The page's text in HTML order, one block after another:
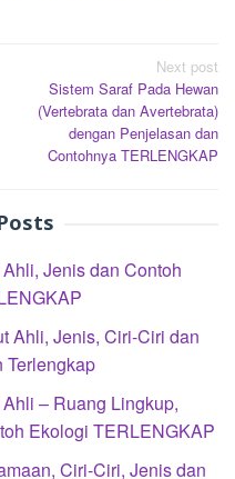
Next post
Sistem Saraf Pada Hewan
(Vertebrata dan Avertebrata)
dengan Penjelasan dan
Contohnya TERLENGKAP
Jenis dan Contoh
Ahli, Jenis, Ciri-Ciri dan
Terlengkap
– Ruang Lingkup,
Ekologi TERLENGKAP
Ciri-Ciri, Jenis dan